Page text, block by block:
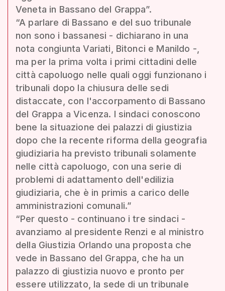
Veneta in Bassano del Grappa”.
“A parlare di Bassano e del suo tribunale
non sono i bassanesi - dichiarano in una
nota congiunta Variati, Bitonci e Manildo -,
ma per la prima volta i primi cittadini delle
città capoluogo nelle quali oggi funzionano i
tribunali dopo la chiusura delle sedi
distaccate, con l'accorpamento di Bassano
del Grappa a Vicenza. I sindaci conoscono
bene la situazione dei palazzi di giustizia
dopo che la recente riforma della geografia
giudiziaria ha previsto tribunali solamente
nelle città capoluogo, con una serie di
problemi di adattamento dell'edilizia
giudiziaria, che è in primis a carico delle
amministrazioni comunali.”
“Per questo - continuano i tre sindaci -
avanziamo al presidente Renzi e al ministro
della Giustizia Orlando una proposta che
vede in Bassano del Grappa, che ha un
palazzo di giustizia nuovo e pronto per
essere utilizzato, la sede di un tribunale